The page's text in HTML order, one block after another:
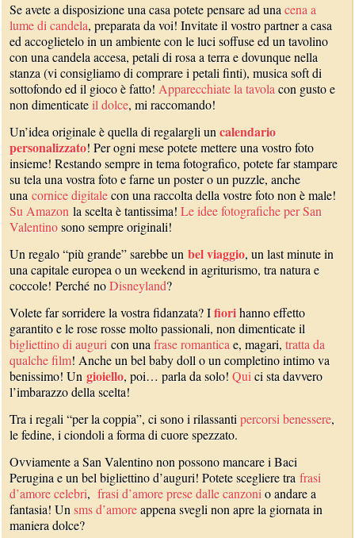
Se avete a disposizione una casa potete pensare ad unacena a
lume di candela, preparata da voi! Invitate il vostro partner a casa
ed accoglietelo in un ambiente con le luci soffuse ed un tavolino
con una candela accesa, petali di rosa a terra e dovunque nella
stanza (vi consigliamo di comprare i petali finti), musica soft di
sottofondo ed il gioco è fatto! Apparecchiate la tavolacon gusto e
non dimenticateil dolce, mi raccomando!
Un’idea originale è quella di regalargli uncalendario
personalizzato! Per ogni mese potete mettere una vostro foto
insieme! Restando sempre in tema fotografico, potete far stampare
su tela una vostra foto e farne un poster o un puzzle, anche
unacornice digitalecon una raccolta della vostre foto non è male!
Su Amazon la scelta è tantissima!Le idee fotografiche per San
Valentinosono sempre originali!
Un regalo “più grande” sarebbe unbel viaggio, un last minute in
una capitale europea o un weekend in agriturismo, tra natura e
coccole! Perché noDisneyland?
Volete far sorridere la vostra fidanzata? Ifiori hanno effetto
garantito e le rose rosse molto passionali, non dimenticate il
bigliettino di auguri con unafrase romanticae, magari,tratta da
qualche film! Anche un bel baby doll o un completino intimo va
benissimo! Ungioiello, poi… parla da solo!Quici sta davvero
l’imbarazzo della scelta!
Tra i regali “per la coppia”, ci sono i rilassantipercorsi benessere,
le fedine, i ciondoli a forma di cuore spezzato.
Ovviamente a San Valentino non possono mancare i Baci
Perugina e un bel bigliettino d’auguri! Potete scegliere trafrasi
d’amore celebri,frasi d’amore prese dalle canzonio andare a
fantasia! Unsms d’amoreappena svegli non apre la giornata in
maniera dolce?